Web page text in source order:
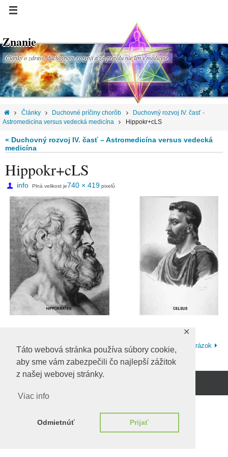
Táto webová stránka používa súbory cookie,
aby sme vám zabezpečili čo najlepší zážitok
z našej webovej stránky.
Viac info
Odmietnúť Prijať
✕
Znanie
Články o zdraví, duchovnom rozvoji a za pravdu nie len v medicíne.
Články Duchovné príčiny chorôb
Duchovný rozvoj IV. časť -
Astromedicína versus vedecká medicína
Hippokr+cLS
« Duchovný rozvoj IV. časť – Astromedicína versus vedecká
medicína
Hippokr+cLS
info Plná velikost je740 × 419 pixelů
Predchadzajúci obrázok Ďalší obrázok